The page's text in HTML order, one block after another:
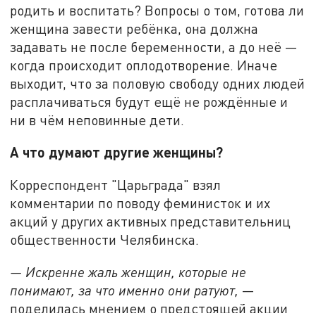
родить и воспитать? Вопросы о том, готова ли
женщина завести ребёнка, она должна
задавать не после беременности, а до неё —
когда происходит оплодотворение. Иначе
выходит, что за половую свободу одних людей
расплачиваться будут ещё не рождённые и
ни в чём неповинные дети.
А что думают другие женщины?
Корреспондент "Царьграда" взял
комментарии по поводу феминисток и их
акций у других активных представительниц
общественности Челябинска.
— Искренне жаль женщин, которые не
понимают, за что именно они ратуют, —
поделилась мнением о предстоящей акции